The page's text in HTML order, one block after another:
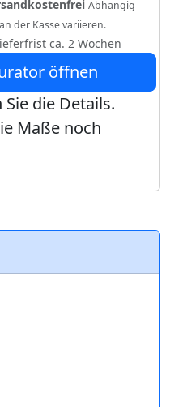
Abhängig
der Kasse variieren.
ca. 2 Wochen
öffnen
die Details.
Maße noch